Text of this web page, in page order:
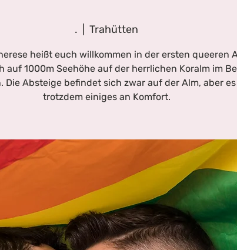
. Trahütten
heißt euch willkommen in der ersten queeren
auf 1000m Seehöhe auf der herrlichen Koralm im
Die Absteige befindet sich zwar auf der Alm, aber
trotzdem einiges an Komfort.